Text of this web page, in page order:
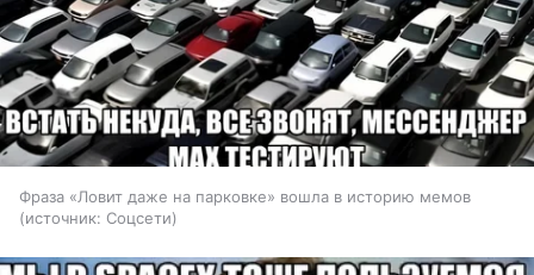
Фраза «Ловит даже на парковке» вошла в историю мемов
источник: Соцсети